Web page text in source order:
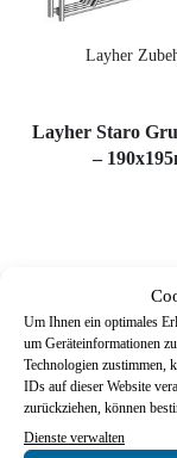
Um Ihnen ein optimales
um Geräteinformationen
Technologien zustimmen,
IDs auf dieser Website
zurückziehen, können
Dienste verwalten
Layher
Layher Staro
–
In den